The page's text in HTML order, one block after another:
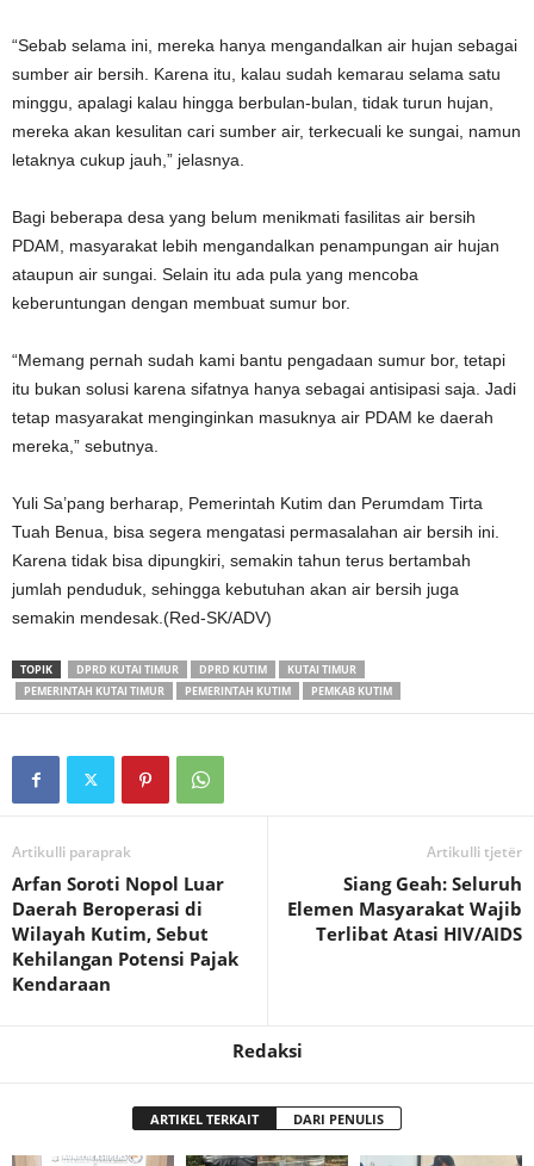
“Sebab selama ini, mereka hanya mengandalkan air hujan sebagai
sumber air bersih. Karena itu, kalau sudah kemarau selama satu
minggu, apalagi kalau hingga berbulan-bulan, tidak turun hujan,
mereka akan kesulitan cari sumber air, terkecuali ke sungai, namun
letaknya cukup jauh,” jelasnya.
Bagi beberapa desa yang belum menikmati fasilitas air bersih
PDAM, masyarakat lebih mengandalkan penampungan air hujan
ataupun air sungai. Selain itu ada pula yang mencoba
keberuntungan dengan membuat sumur bor.
“Memang pernah sudah kami bantu pengadaan sumur bor, tetapi
itu bukan solusi karena sifatnya hanya sebagai antisipasi saja. Jadi
tetap masyarakat menginginkan masuknya air PDAM ke daerah
mereka,” sebutnya.
Yuli Sa’pang berharap, Pemerintah Kutim dan Perumdam Tirta
Tuah Benua, bisa segera mengatasi permasalahan air bersih ini.
Karena tidak bisa dipungkiri, semakin tahun terus bertambah
jumlah penduduk, sehingga kebutuhan akan air bersih juga
semakin mendesak.(Red-SK/ADV)
TOPIK DPRD KUTAI TIMUR DPRD KUTIM
KUTAI TIMUR
PEMERINTAH KUTAI TIMUR
PEMERINTAH KUTIM PEMKAB KUTIM
Artikulli paraprak
Arfan Soroti Nopol Luar
Daerah Beroperasi di
Wilayah Kutim, Sebut
Kehilangan Potensi Pajak
Kendaraan
Artikulli tjetër
Siang Geah: Seluruh
Elemen Masyarakat Wajib
Terlibat Atasi HIV/AIDS
Redaksi
ARTIKEL TERKAIT DARI PENULIS